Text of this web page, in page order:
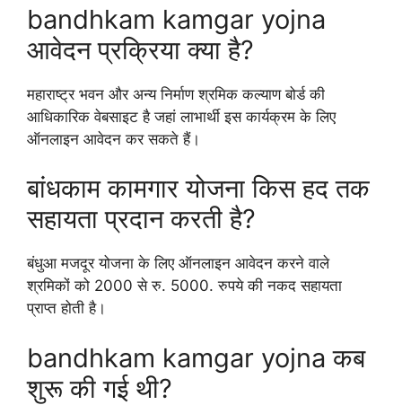
bandhkam kamgar yojna
आवेदन प्रक्रिया क्या है?
महाराष्ट्र भवन और अन्य निर्माण श्रमिक कल्याण बोर्ड की
आधिकारिक वेबसाइट है जहां लाभार्थी इस कार्यक्रम के लिए
ऑनलाइन आवेदन कर सकते हैं।
बांधकाम कामगार योजना किस हद तक
सहायता प्रदान करती है?
बंधुआ मजदूर योजना के लिए ऑनलाइन आवेदन करने वाले
श्रमिकों को 2000 से रु. 5000. रुपये की नकद सहायता
प्राप्त होती है।
bandhkam kamgar yojna कब
शुरू की गई थी?